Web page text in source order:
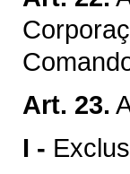
Art. 23.
I -